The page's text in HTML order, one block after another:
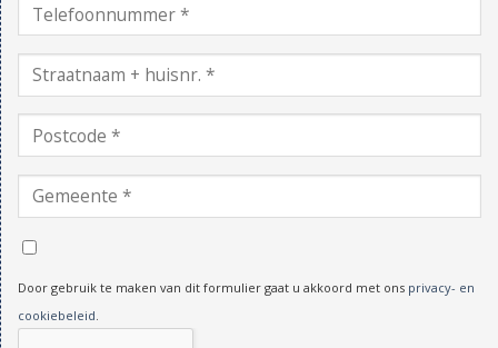
Door gebruik te maken van dit formulier gaat u akkoord met ons privacy- en
cookiebeleid.